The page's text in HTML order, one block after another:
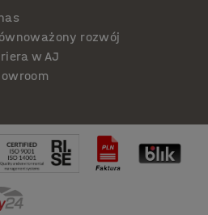
rozwój
w AJ